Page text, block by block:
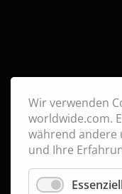
Wir verwenden
worldwide.com.
während andere
und Ihre